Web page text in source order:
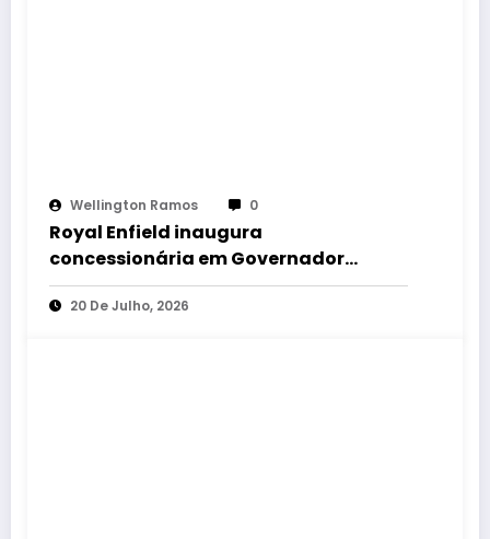
Wellington Ramos 0
Royal Enfield inaugura
concessionária em Governador
Valadares e amplia rede em Minas
Gerais
20 De Julho, 2026